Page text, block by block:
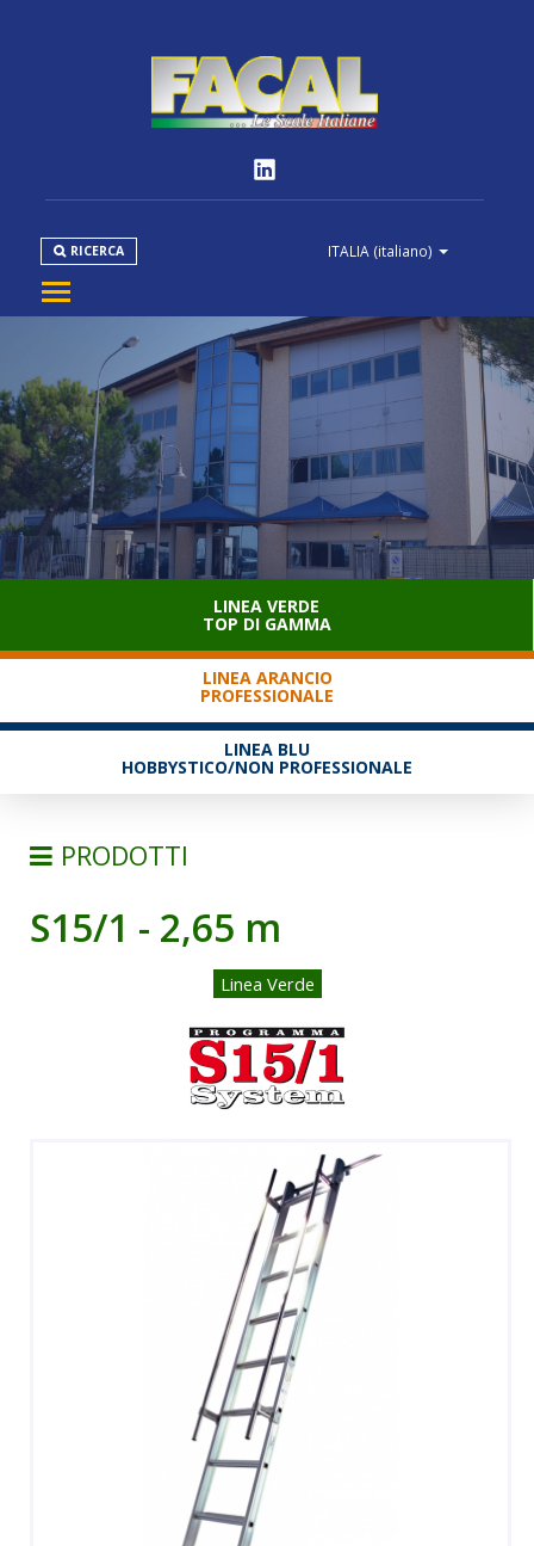
ITALIA (italiano)
RICERCA
PRODOTTI
NORMATIVE
MEDIA
DOWNLOAD
SERVIZIO CLIENTI
LINEA VERDE
TOP DI GAMMA
LINEA ARANCIO
PROFESSIONALE
LINEA BLU
HOBBYSTICO/NON PROFESSIONALE
PRODOTTI
SCALE
TELESCOPICHE E MULTIPOSIZIONE
SGABELLI E CAVALLETTI
DOMESTICI SCALE SGABELLI
RAMPE DI CARICO E PASSERELLE
ACCESSORI, RICAMBI E COMPONENTI
S15/1 - 2,65 m
Linea Verde